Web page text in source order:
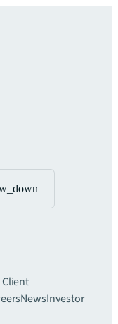
Client
NewsInvestor